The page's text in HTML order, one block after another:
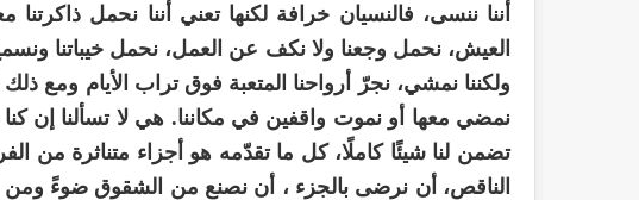
أننا ننسى، فالنسيان خرافة لكنها تعني أننا نحمل
العيش، نحمل وجعنا ولا نكف عن العمل، نحمل خيباتنا
ولكننا نمشي، نجرّ أرواحنا المتعبة فوق تراب الأيام ومع ذلك
نمضي معها أو نموت واقفين في مكاننا. هي لا تسألنا إن كنا
تضمن لنا شيئًا كاملًا، كل ما تقدّمه هو أجزاء متناثرة من
الناقص، أن نرضى بالجزء ، أن نصنع من الشقوق ضوءً ومن